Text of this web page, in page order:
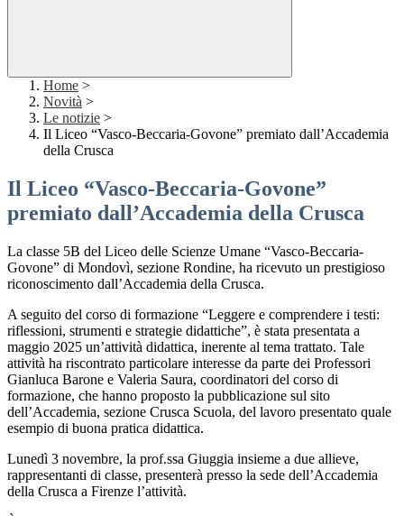
Home >
Novità >
Le notizie >
Il Liceo “Vasco-Beccaria-Govone” premiato dall’Accademia
della Crusca
Il Liceo “Vasco-Beccaria-Govone”
premiato dall’Accademia della Crusca
La classe 5B del Liceo delle Scienze Umane “Vasco-Beccaria-
Govone” di Mondovì, sezione Rondine, ha ricevuto un prestigioso
riconoscimento dall’Accademia della Crusca.
A seguito del corso di formazione “Leggere e comprendere i testi:
riflessioni, strumenti e strategie didattiche”, è stata presentata a
maggio 2025 un’attività didattica, inerente al tema trattato. Tale
attività ha riscontrato particolare interesse da parte dei Professori
Gianluca Barone e Valeria Saura, coordinatori del corso di
formazione, che hanno proposto la pubblicazione sul sito
dell’Accademia, sezione Crusca Scuola, del lavoro presentato quale
esempio di buona pratica didattica.
Lunedì 3 novembre, la prof.ssa Giuggia insieme a due allieve,
rappresentanti di classe, presenterà presso la sede dell’Accademia
della Crusca a Firenze l’attività.